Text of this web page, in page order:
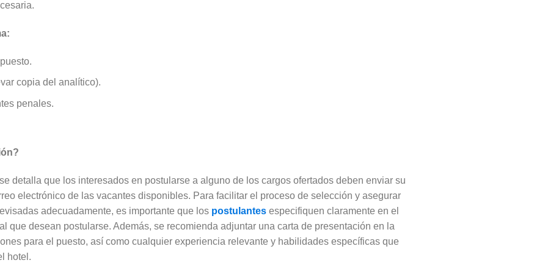
copia del analítico).
penales.
detalla que los interesados en postularse a alguno de los cargos ofertados deben enviar su
electrónico de las vacantes disponibles. Para facilitar el proceso de selección y asegurar
adecuadamente, es importante que los postulantes especifiquen claramente en el
que desean postularse. Además, se recomienda adjuntar una carta de presentación en la
para el puesto, así como cualquier experiencia relevante y habilidades específicas que
hotel.